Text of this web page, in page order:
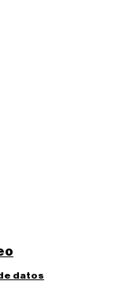
datos